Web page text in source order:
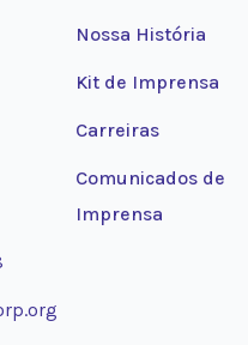
Nossa História
Kit de Imprensa
Carreiras
Comunicados de
Imprensa